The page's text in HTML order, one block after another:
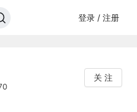
登录 / 注册
关 注